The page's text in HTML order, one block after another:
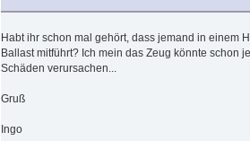
Habt ihr schon mal gehört, dass jemand in einem
Ballast mitführt? Ich mein das Zeug könnte schon
Schäden verursachen...
Gruß
Ingo